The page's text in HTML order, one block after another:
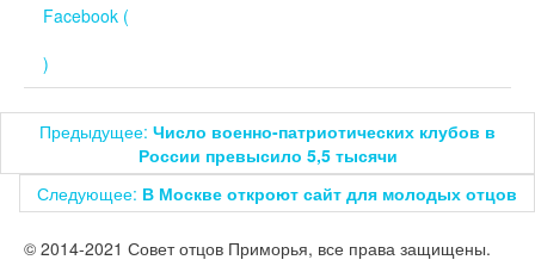
Facebook (
)
Предыдущее: Число военно-патриотических клубов в
России превысило 5,5 тысячи
Следующее: В Москве откроют сайт для молодых отцов
© 2014-2021 Совет отцов Приморья, все права защищены.